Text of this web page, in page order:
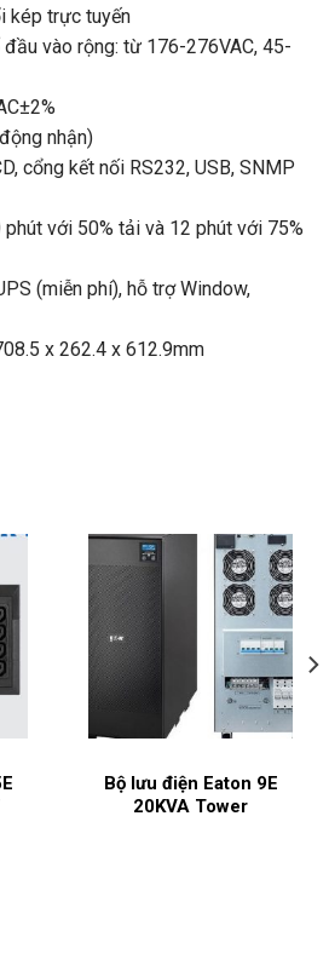
kép trực tuyến
vào rộng: từ 176-276VAC, 45-
nhận)
cổng kết nối RS232, USB, SNMP
với 50% tải và 12 phút với 75%
(miễn phí), hỗ trợ Window,
x 262.4 x 612.9mm
Bộ lưu điện Eaton 9E
20KVA Tower